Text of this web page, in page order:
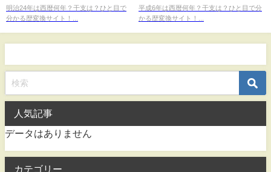
明治24年は西暦何年？干支は？ひと目で
分かる歴変換サイト！...
平成6年は西暦何年？干支は？ひと目で分
かる歴変換サイト！...
人気記事
データはありません
カテゴリー